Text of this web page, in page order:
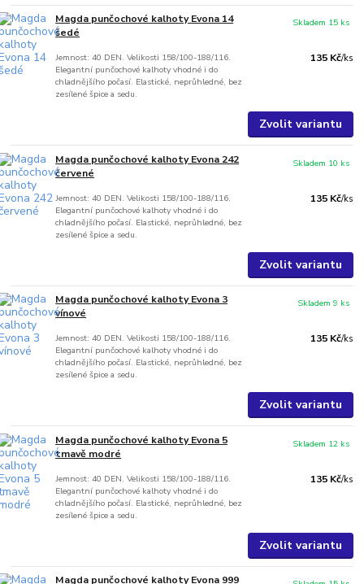
Magda punčochové kalhoty Evona 14
šedé
Jemnost: 40 DEN. Velikosti 158/100-188/116.
Elegantní punčochové kalhoty vhodné i do
chladnějšího počasí. Elastické, neprůhledné, bez
zesílené špice a sedu.
135 Kč/ks
Skladem 15 ks
Zvolit variantu
Magda punčochové kalhoty Evona 242
červené
Jemnost: 40 DEN. Velikosti 158/100-188/116.
Elegantní punčochové kalhoty vhodné i do
chladnějšího počasí. Elastické, neprůhledné, bez
zesílené špice a sedu.
135 Kč/ks
Skladem 10 ks
Zvolit variantu
Magda punčochové kalhoty Evona 3
vínové
Jemnost: 40 DEN. Velikosti 158/100-188/116.
Elegantní punčochové kalhoty vhodné i do
chladnějšího počasí. Elastické, neprůhledné, bez
zesílené špice a sedu.
135 Kč/ks
Skladem 9 ks
Zvolit variantu
Magda punčochové kalhoty Evona 5
tmavě modré
Jemnost: 40 DEN. Velikosti 158/100-188/116.
Elegantní punčochové kalhoty vhodné i do
chladnějšího počasí. Elastické, neprůhledné, bez
zesílené špice a sedu.
135 Kč/ks
Skladem 12 ks
Zvolit variantu
Magda punčochové kalhoty Evona 999